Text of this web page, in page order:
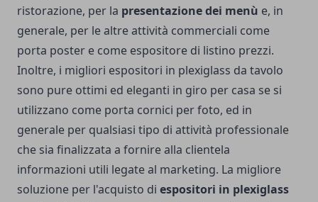
ristorazione, per la presentazione dei menù e, in
generale, per le altre attività commerciali come
porta poster e come espositore di listino prezzi.
Inoltre, i migliori espositori in plexiglass da tavolo
sono pure ottimi ed eleganti in giro per casa se si
utilizzano come porta cornici per foto, ed in
generale per qualsiasi tipo di attività professionale
che sia finalizzata a fornire alla clientela
informazioni utili legate al marketing. La migliore
soluzione per l'acquisto di espositori in plexiglass